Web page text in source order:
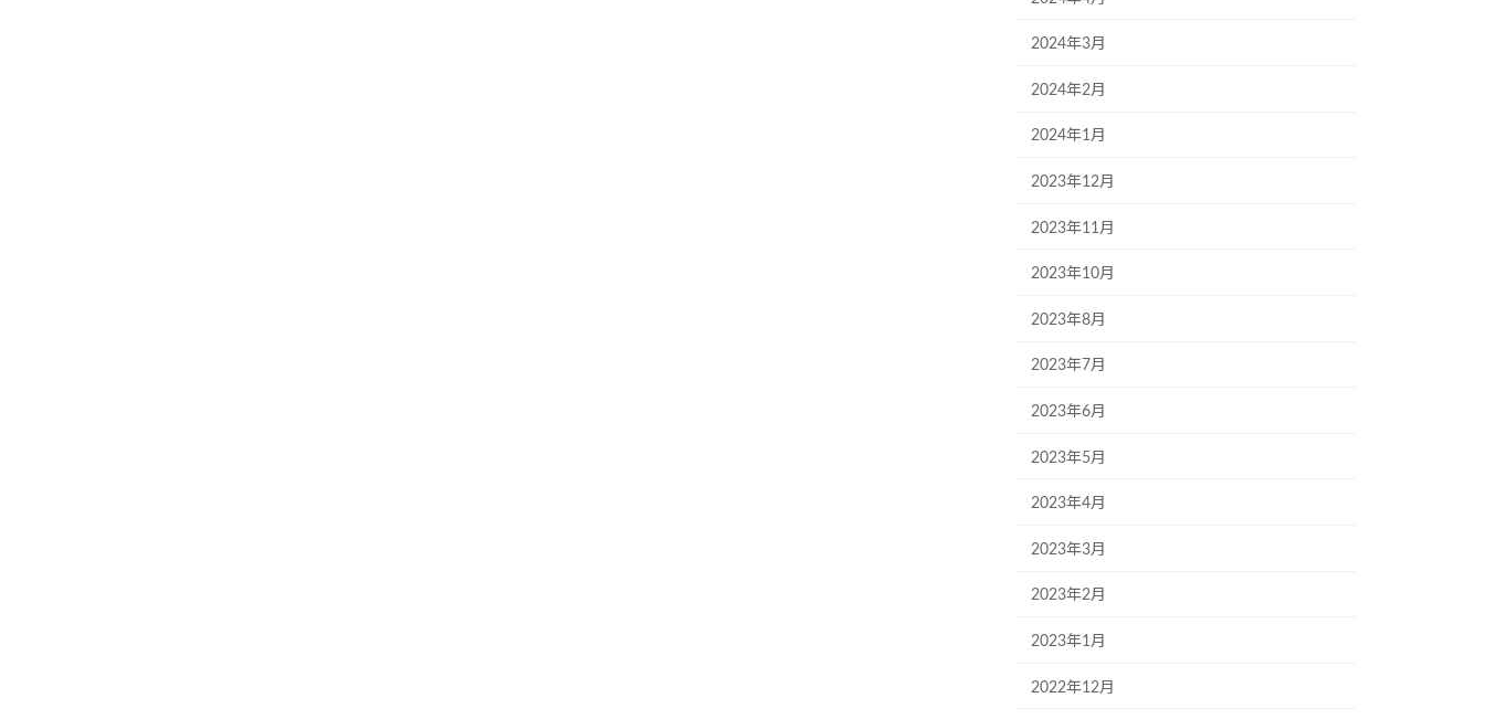
2024年3月
2024年2月
2024年1月
2023年12月
2023年11月
2023年10月
2023年8月
2023年7月
2023年6月
2023年5月
2023年4月
2023年3月
2023年2月
2023年1月
2022年12月